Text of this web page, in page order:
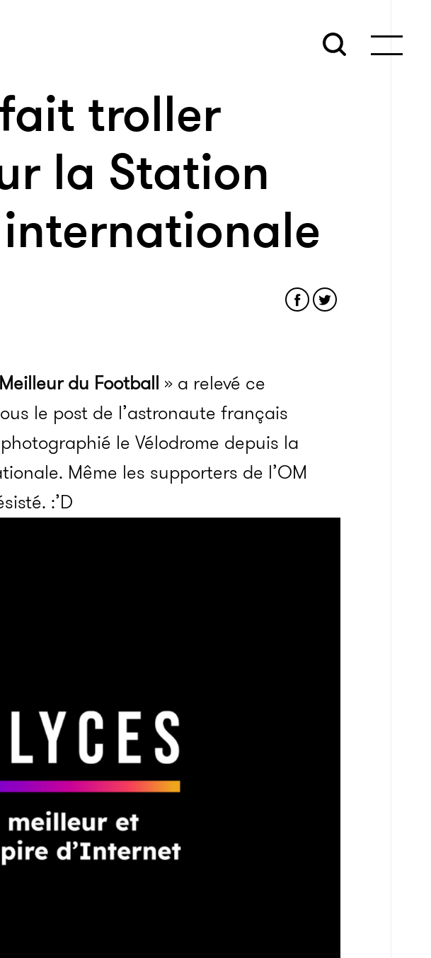
fait troller
la Station
du Football » a relevé ce
le post de l’astronaute français
le Vélodrome depuis la
Même les supporters de l’OM
:’D